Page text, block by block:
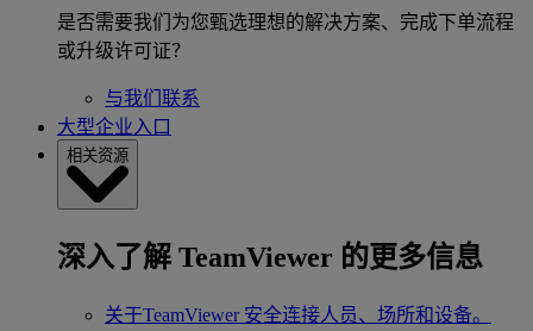
是否需要我们为您甄选理想的解决方案、完成下单流程
或升级许可证？
与我们联系
大型企业入口
相关资源
深入了解 TeamViewer 的更多信息
关于TeamViewer 安全连接人员、场所和设备。